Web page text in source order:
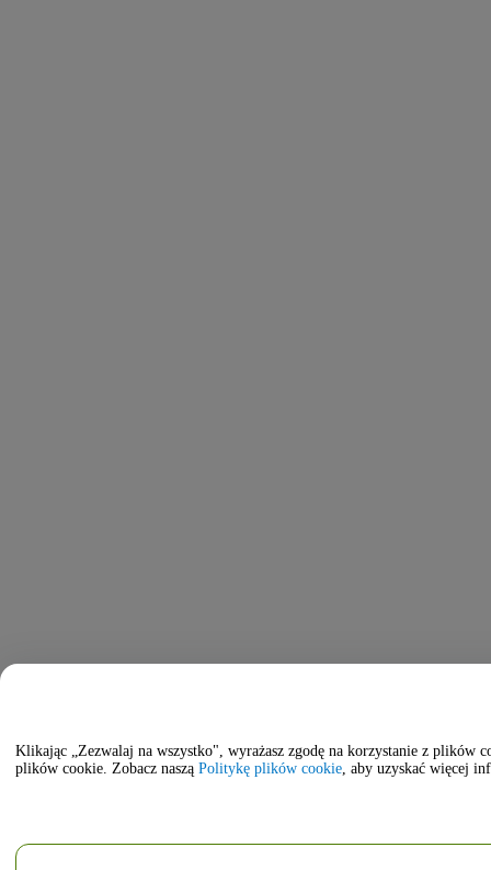
Klikając „Zezwalaj na wszystko", wyrażasz zgodę na korzystanie z
plików cookie. Zobacz naszą Politykę plików cookie, aby uzyskać więcej